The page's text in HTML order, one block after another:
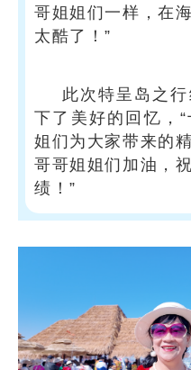
哥姐姐们一样，在
太酷了！”
此次特呈岛之
下了美好的回忆，
姐们为大家带来的
哥哥姐姐们加油，
绩！”